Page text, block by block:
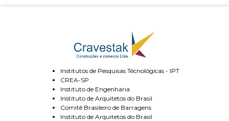
Institutos de Pesquisas Técnológicas - IPT
CREA-SP
Instituto de Engenharia
Instituto de Arquitetos do Brasil
Comitê Brasileiro de Barragens
Instituto de Arquitetos do Brasil